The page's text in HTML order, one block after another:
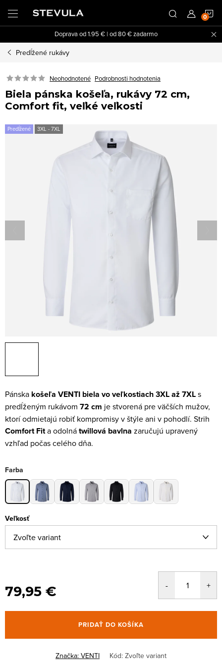
obsah
Doprava od 1.95 € | od 80 € zadarmo
Predĺžené rukávy
Neohodnotené Podrobnosti hodnotenia
Biela pánska košeľa, rukávy 72 cm,
Comfort fit, veľké veľkosti
Predĺžené 3XL - 7XL
Pánska košeľa VENTI biela vo veľkostiach 3XL až 7XLs
predĺženým rukávom 72 cm je stvorená pre väčších mužov,
ktorí odmietajú robiť kompromisy v štýle ani v pohodlí. Strih
Comfort Fita odolnátwillová bavlna zaručujú upravený
vzhľad počas celého dňa.
Farba
Veľkosť
79,95 €
PRIDAŤ DO KOŠÍKA
Značka: VENTI Kód: Zvoľte variant